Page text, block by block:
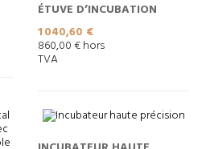
ÉTUVE D’INCUBATION
Prix
1 040,60 €
860,00 € hors
TVA